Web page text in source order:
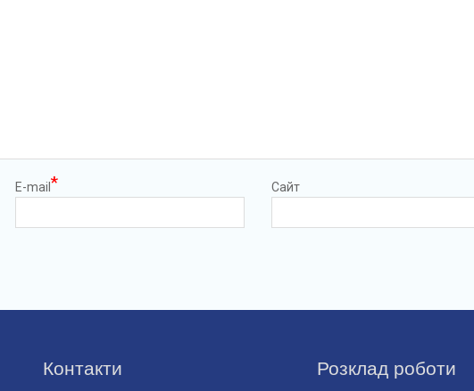
E-mail * Сайт
Контакти Розклад роботи